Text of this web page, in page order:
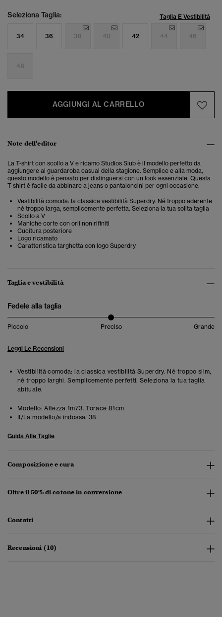
Seleziona Taglia: Taglia E Vestibilità
34 36 38 40 42 44 46
48
AGGIUNGI AL CARRELLO
Note dell'editor
La T-shirt con scollo a V e ricamo Studios Slub è il modello perfetto da
aggiungere al guardaroba casual della stagione. Semplice e alla moda,
questo modello è pensato per distinguersi con un look essenziale. Questa
T-shirt è facile da abbinare a jeans o pantaloncini per ogni occasione.
Vestibilità comoda: la classica vestibilità Superdry. Né troppo aderente
né troppo larga, semplicemente perfetta. Seleziona la tua solita taglia
Scollo a V
Maniche corte con orli non rifiniti
Cucitura posteriore
Logo ricamato
Caratteristica targhetta con logo Superdry
Taglia e vestibilità
Fedele alla taglia
Piccolo Preciso Grande
Leggi Le Recensioni
Vestibilità comoda: la classica vestibilità Superdry. Né troppo slim,
né troppo larghi. Semplicemente perfetti. Seleziona la tua taglia
abituale.
Modello: Altezza 1m73. Torace 81cm
Il/La modello/a indossa: 38
Guida Alle Taglie
Composizione e cura
Oltre il 50% di cotone in conversione
Contatti
Recensioni (10)